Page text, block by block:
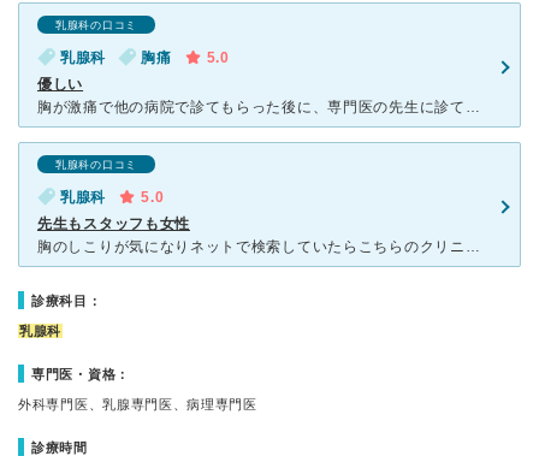
乳腺科の口コミ
乳腺科 胸痛
5.0
優しい
胸が激痛で他の病院で診てもらった後に、専門医の先生に診てもらいたくて当日予約でしたが受け入れてくれました。 名古屋駅の地下からすぐ行けるので便利です。 女性しかいないので安心で、検査着に着替える部
乳腺科の口コミ
乳腺科
5.0
先生もスタッフも女性
胸のしこりが気になりネットで検索していたらこちらのクリニックを見つけたので受診しました。 クリニックはオフィスビル街にある為どのビルか少し迷いました。 院内は落ち着いた感じです、マンモグラフィも撮
診療科目：
乳腺科
専門医・資格：
外科専門医、乳腺専門医、病理専門医
診療時間